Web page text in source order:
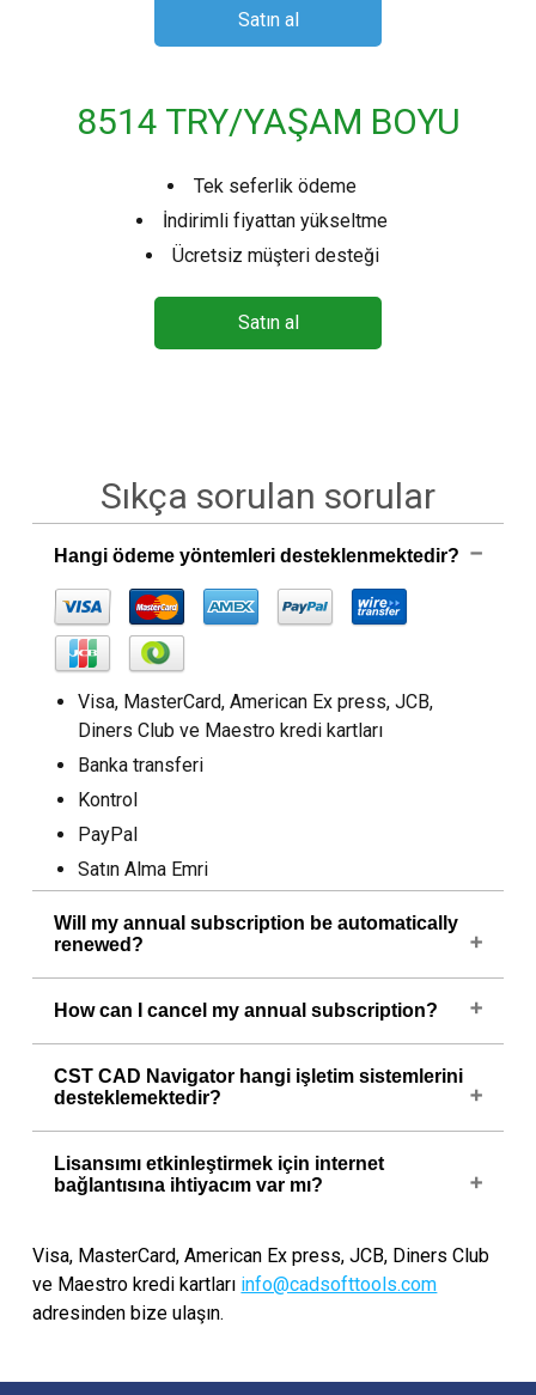
Satın al
8514 TRY/YAŞAM BOYU
Tek seferlik ödeme
İndirimli fiyattan yükseltme
Ücretsiz müşteri desteği
Satın al
Sıkça sorulan sorular
Hangi ödeme yöntemleri desteklenmektedir?
Visa, MasterCard, American Ex press, JCB,
Diners Club ve Maestro kredi kartları
Banka transferi
Kontrol
PayPal
Satın Alma Emri
Will my annual subscription be automatically
renewed?
renewed unless you choose to cancel it. For your
convenience, we will send you a reminder before
the renewal takes place.
How can I cancel my annual subscription?
you can cancel it by logging into your PayPro
cancelling the subscription will only prevent future
renewal. It does not refund a renewal that already
CST CAD Navigator hangi işletim sistemlerini
desteklemektedir?
Lisansımı etkinleştirmek için internet
bağlantısına ihtiyacım var mı?
etkinleştirebilirsiniz.
Visa, MasterCard, American Ex press, JCB, Diners Club
ve Maestro kredi kartları info@cadsofttools.com
adresinden bize ulaşın.